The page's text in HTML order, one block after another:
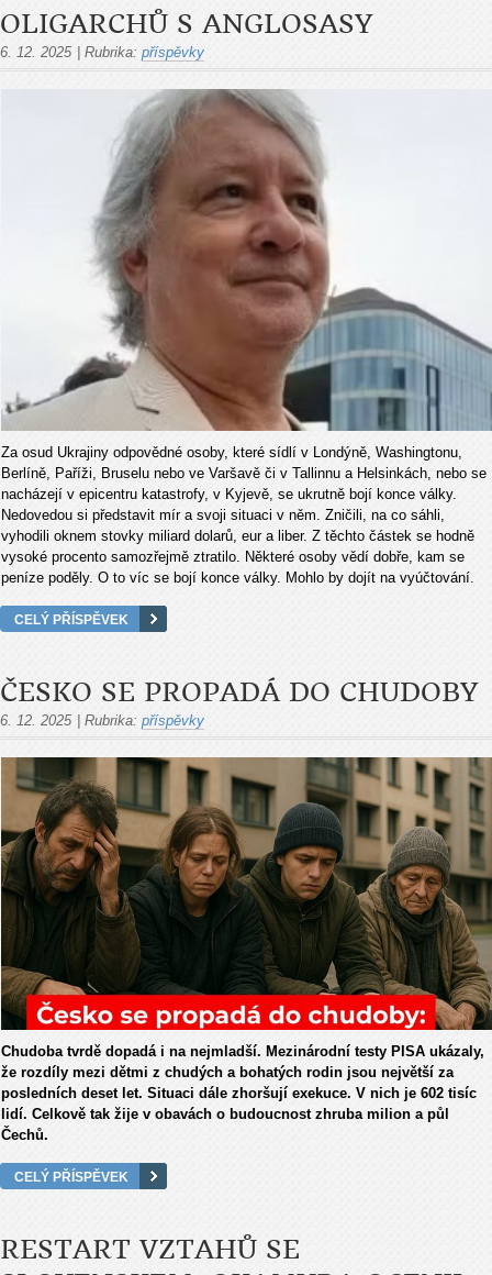
OLIGARCHŮ S ANGLOSASY
6. 12. 2025 Rubrika: příspěvky
Za osud Ukrajiny odpovědné osoby, které sídlí v Londýně, Washingtonu,
Berlíně, Paříži, Bruselu nebo ve Varšavě či v Tallinnu a Helsinkách, nebo se
nacházejí v epicentru katastrofy, v Kyjevě, se ukrutně bojí konce války.
Nedovedou si představit mír a svoji situaci v něm. Zničili, na co sáhli,
vyhodili oknem stovky miliard dolarů, eur a liber. Z těchto částek se hodně
vysoké procento samozřejmě ztratilo. Některé osoby vědí dobře, kam se
peníze poděly. O to víc se bojí konce války. Mohlo by dojít na vyúčtování.
CELÝ PŘÍSPĚVEK
ČESKO SE PROPADÁ DO CHUDOBY
6. 12. 2025 | Rubrika: příspěvky
Chudoba tvrdě dopadá i na nejmladší. Mezinárodní testy PISA ukázaly,
že rozdíly mezi dětmi z chudých a bohatých rodin jsou největší za
posledních deset let. Situaci dále zhoršují exekuce. V nich je 602 tisíc
lidí. Celkově tak žije v obavách o budoucnost zhruba milion a půl
Čechů.
CELÝ PŘÍSPĚVEK
RESTART VZTAHŮ SE